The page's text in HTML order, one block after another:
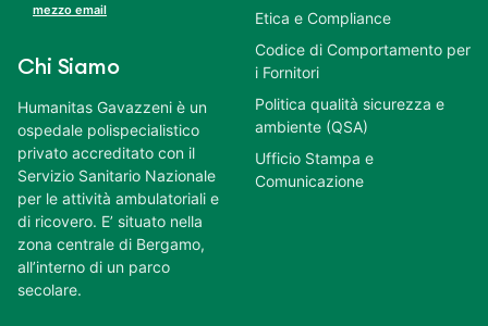
mezzo email
Chi Siamo
Humanitas Gavazzeni è un
ospedale polispecialistico
privato accreditato con il
Servizio Sanitario Nazionale
per le attività ambulatoriali e
di ricovero. E’ situato nella
zona centrale di Bergamo,
all’interno di un parco
secolare.
Etica e Compliance
Codice di Comportamento per
i Fornitori
Politica qualità sicurezza e
ambiente (QSA)
Ufficio Stampa e
Comunicazione